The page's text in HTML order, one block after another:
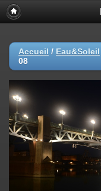
Accueil / Eau&Soleil
08